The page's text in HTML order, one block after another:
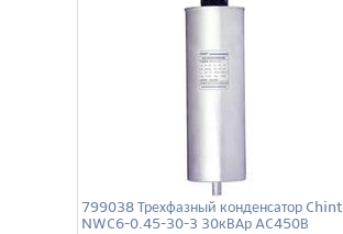
799038 Трехфазный конденсатор Chint
NWC6-0.45-30-3 30кВАр AC450В